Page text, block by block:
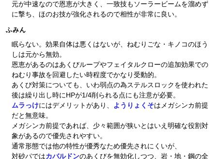
元が中速なので恩恵が大きく、一致技もソーラービームを溜めず
に撃ち、ほのお技が強化されるので相性が非常に良い。
ふみん
眠らない。効果自体は悪くはないが、ねむりごな・キノコのほう
しは元から無効。
恩恵があるのはあくびループやフェイタルクローの追加効果での
ねむり事故を回避したい時程度でかなり受動的。
あくび対策についても、いわ弱点の為ステルスロックを使われた
後は繰り出し時にHPが1/4削られる点にも注意が必要。
ムラっけにはデメリットがあり、 ようりょくそはメガシンカ前提
だと無意味。
メガシンカ前提であれば、少々範囲が狭いとはいえ明確な役割対
象があるので優先されやすい。
通常形態では他の特性が優秀なため優先されにくいが、
対砂パではカバルドンのあくびを無効化しつつ、岩・地・鋼の全